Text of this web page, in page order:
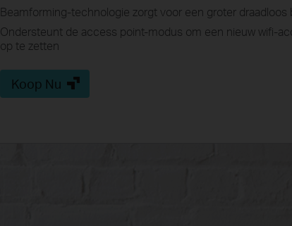
Beamforming-technologie zorgt voor een groter draadloos
Ondersteunt de access point-modus om een nieuw wifi-
op te zetten
Koop Nu